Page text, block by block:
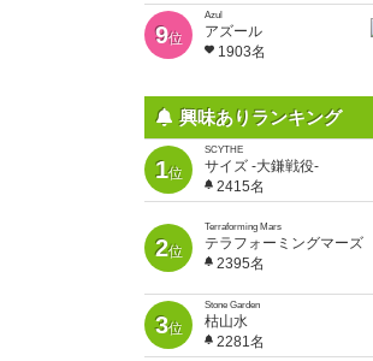
9位
Azul
アズール
1903名
興味ありランキング
1位
SCYTHE
サイズ -大鎌戦役-
2415名
2位
Terraforming Mars
テラフォーミングマーズ
2395名
3位
Stone Garden
枯山水
2281名